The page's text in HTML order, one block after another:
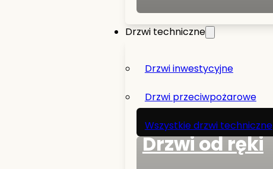
Drzwi techniczne
Drzwi inwestycyjne
Drzwi przeciwpożarowe
Wszystkie drzwi techniczne
Drzwi od ręki